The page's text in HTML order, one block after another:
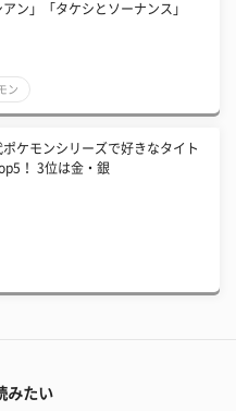
アン」「タケシとソーナンス」
ン
ポケモンシリーズで好きなタイト
！ 3位は金・銀
みたい